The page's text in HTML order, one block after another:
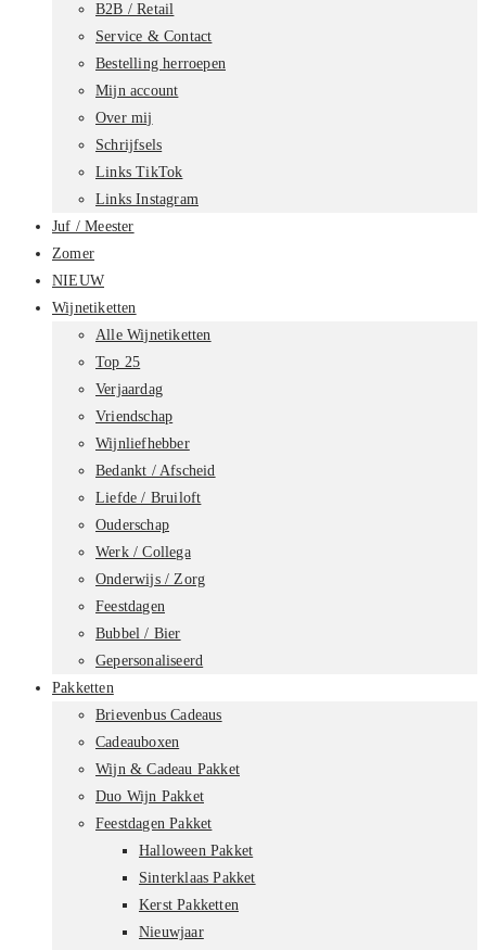
B2B / Retail
Service & Contact
Bestelling herroepen
Mijn account
Over mij
Schrijfsels
Links TikTok
Links Instagram
Juf / Meester
Zomer
NIEUW
Wijnetiketten
Alle Wijnetiketten
Top 25
Verjaardag
Vriendschap
Wijnliefhebber
Bedankt / Afscheid
Liefde / Bruiloft
Ouderschap
Werk / Collega
Onderwijs / Zorg
Feestdagen
Bubbel / Bier
Gepersonaliseerd
Pakketten
Brievenbus Cadeaus
Cadeauboxen
Wijn & Cadeau Pakket
Duo Wijn Pakket
Feestdagen Pakket
Halloween Pakket
Sinterklaas Pakket
Kerst Pakketten
Nieuwjaar